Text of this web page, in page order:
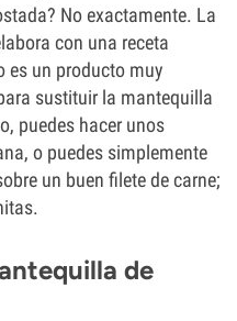
No exactamente. La
con una receta
es un producto muy
sustituir la mantequilla
puedes hacer unos
o puedes simplemente
un buen filete de carne;
de